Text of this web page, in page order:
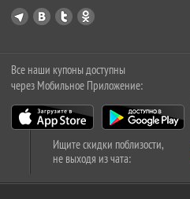
Все наши купоны доступны
через Мобильное Приложение:
Ищите скидки поблизости,
не выходя из чата: